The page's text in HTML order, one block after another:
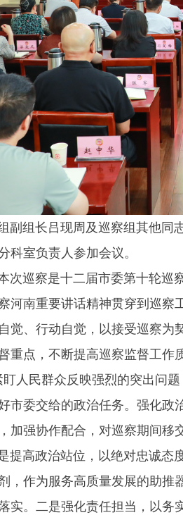
组长吕现周及巡察组其他同
科室负责人参加会议。
巡察是十二届市委第十轮巡
河南重要讲话精神贯穿到巡
觉、行动自觉，以接受巡察
重点，不断提高巡察监督工
人民群众反映强烈的突出问
市委交给的政治任务。强化
加强协作配合，对巡察期间
高政治站位，以绝对忠诚态
，作为服务高质量发展的助
实。二是强化责任担当，以